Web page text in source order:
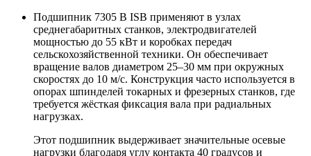
Подшипник 7305 B ISB применяют в узлах
среднегабаритных станков, электродвигателей
мощностью до 55 кВт и коробках передач
сельскохозяйственной техники. Он обеспечивает
вращение валов диаметром 25–30 мм при окружных
скоростях до 10 м/с. Конструкция часто используется в
опорах шпинделей токарных и фрезерных станков, где
требуется жёсткая фиксация вала при радиальных
нагрузках.
Этот подшипник выдерживает значительные осевые
нагрузки благодаря углу контакта 40 градусов и